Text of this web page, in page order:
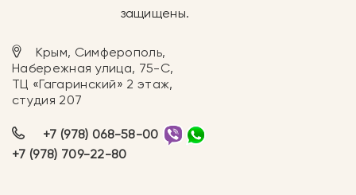
защищены.
Крым, Симферополь,
Набережная улица, 75-С,
ТЦ «Гагаринский» 2 этаж,
студия 207
+7 (978) 068-58-00
+7 (978) 709-22-80